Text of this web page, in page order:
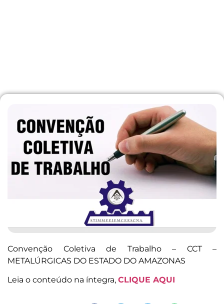
Convenção Coletiva de Trabalho – CCT –
METALÚRGICAS DO ESTADO DO AMAZONAS
Leia o conteúdo na íntegra, CLIQUE AQUI